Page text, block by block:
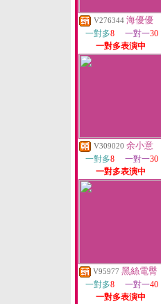
V276344 海優優
一對多8 一對一30
一對多表演中
V309020 余小意
一對多8 一對一30
一對多表演中
V95977 黑絲電臀
一對多8 一對一40
一對多表演中